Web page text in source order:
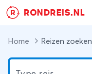
R RONDREIS.NL
Home Reizen zoeken